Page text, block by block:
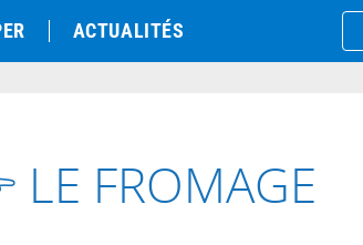
ACTUALITÉS
LE FROMAGE